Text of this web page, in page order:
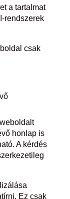
a tartalmat
rendszerek
csak
honlap is
A kérdés
Ez csak